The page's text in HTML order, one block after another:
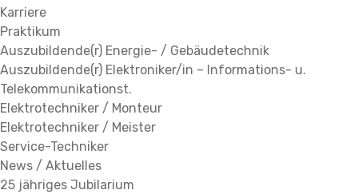
Karriere
Praktikum
Auszubildende(r) Energie- / Gebäudetechnik
Auszubildende(r) Elektroniker/in – Informations- u.
Telekommunikationst.
Elektrotechniker / Monteur
Elektrotechniker / Meister
Service-Techniker
News / Aktuelles
25 jähriges Jubilarium